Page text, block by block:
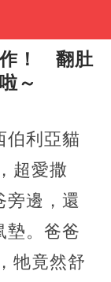
作！ 翻肚
～
伯利亞貓
超愛撒
旁邊，還
墊。爸爸
牠竟然舒